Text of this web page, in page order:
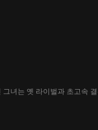
녀는 옛 라이벌과 초고속